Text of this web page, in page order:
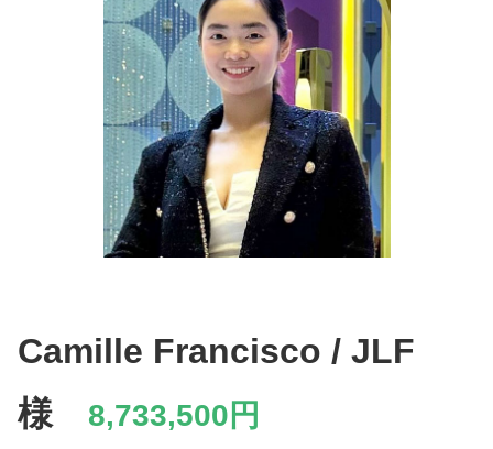
Camille Francisco / JLF
様
8,733,500円